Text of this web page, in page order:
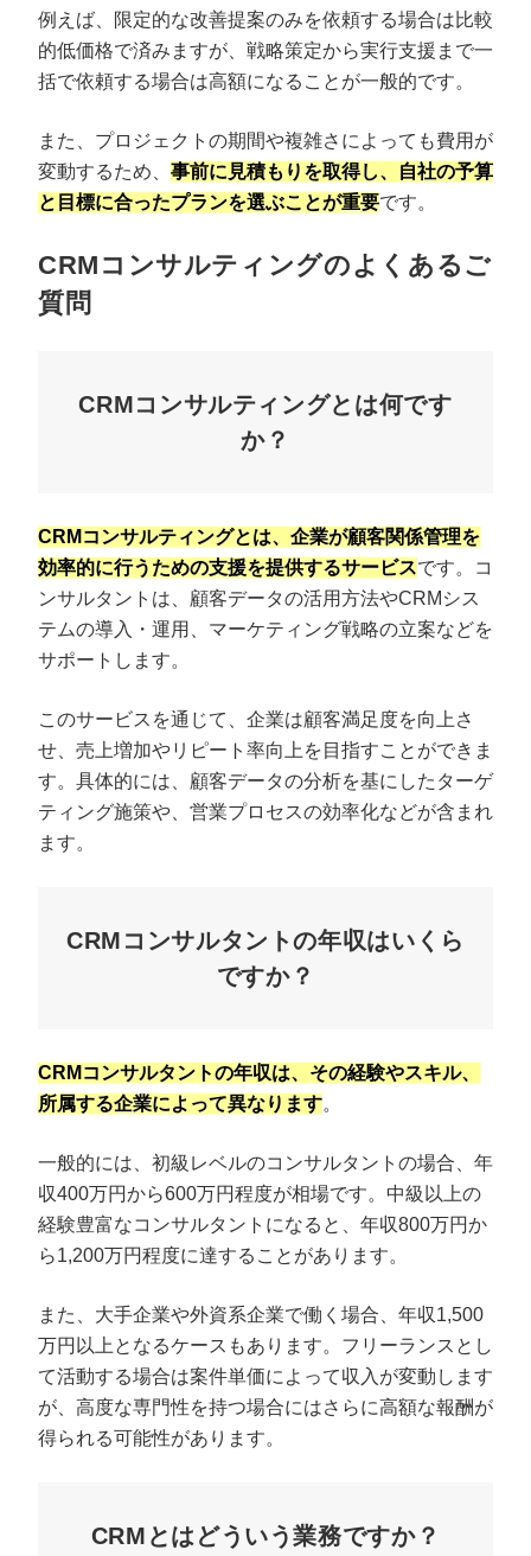
例えば、限定的な改善提案のみを依頼する場合は比較
的低価格で済みますが、戦略策定から実行支援まで一
括で依頼する場合は高額になることが一般的です。
また、プロジェクトの期間や複雑さによっても費用が
変動するため、 事前に見積もりを取得し、自社の予算
と目標に合ったプランを選ぶことが重要です。
CRMコンサルティングのよくあるご
質問
CRMコンサルティングとは何です
か？
CRMコンサルティングとは、企業が顧客関係管理を
効率的に行うための支援を提供するサービスです。コ
ンサルタントは、顧客データの活用方法やCRMシス
テムの導入・運用、マーケティング戦略の立案などを
サポートします。
このサービスを通じて、企業は顧客満足度を向上さ
せ、売上増加やリピート率向上を目指すことができま
す。具体的には、顧客データの分析を基にしたターゲ
ティング施策や、営業プロセスの効率化などが含まれ
ます。
CRMコンサルタントの年収はいくら
ですか？
CRMコンサルタントの年収は、その経験やスキル、
所属する企業によって異なります。
一般的には、初級レベルのコンサルタントの場合、年
収400万円から600万円程度が相場です。中級以上の
経験豊富なコンサルタントになると、年収800万円か
ら1,200万円程度に達することがあります。
また、大手企業や外資系企業で働く場合、年収1,500
万円以上となるケースもあります。フリーランスとし
て活動する場合は案件単価によって収入が変動します
が、高度な専門性を持つ場合にはさらに高額な報酬が
得られる可能性があります。
CRMとはどういう業務ですか？